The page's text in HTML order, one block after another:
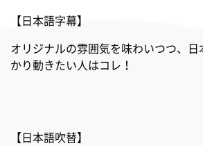
【日本語字幕】
オリジナルの雰囲気を味わいつつ、
かり動きたい人はコレ！
【日本語吹替】